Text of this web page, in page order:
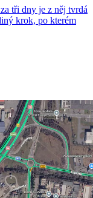
tři dny je z něj tvrdá
krok, po kterém